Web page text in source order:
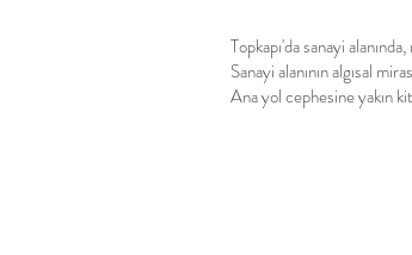
Topkapı'da sanayi
Sanayi alanının algısal
Ana yol cephesine yakın